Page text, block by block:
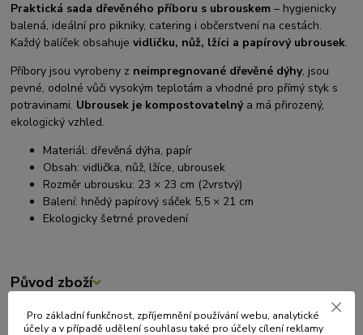
Praktická sada dřevěného příboru s ubrouskem – hygienicky
balená, ideální pro pikniky, catering i občerstvení na cestách.
Každý balíček obsahujevidličku, nůž, lžíci a papírový ubrousek.
Příbory jsou vyrobeny z neimpregnované dřevěné dýhy, jsou
pevné, odolné vůči vysokým teplotám a vhodné pro přímý styk s
potravinami. Ubrousek je kompostovatelnýa má přirozený,
ekologický vzhled.
Materiál: dřevěná dýha, papír
Obsah: vidlička, nůž, lžíce, ubrousek
Rozměr ubrousku: 23 × 23 cm (2vrstvý)
Balení: hnědý papírový sáček 5,5 × 21 cm
Ekologicky šetrné provedení
Původ zboží
Pro základní funkčnost, zpříjemnění používání webu, analytické
účely a v případě udělení souhlasu také pro účely cílení reklamy